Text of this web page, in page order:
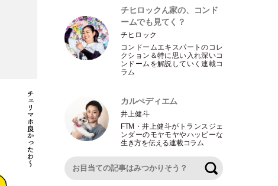
チヒロックん家の、コンド
ームでも見てく？
チヒロック
コンドームエキスパートのコレ
クション＆特に思い入れ深いコ
ンドームを解説していく連載コ
ラム
カルぺディエム
井上健斗
FTM ・井上健斗がトランスジェ
ンダーのモヤモヤやハッピーな
生き方を伝える連載コラム